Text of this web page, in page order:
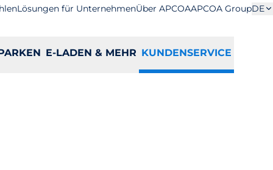
Lösungen für UnternehmenÜber APCOAAPCOA GroupDE
E-LADEN & MEHR KUNDENSERVICE